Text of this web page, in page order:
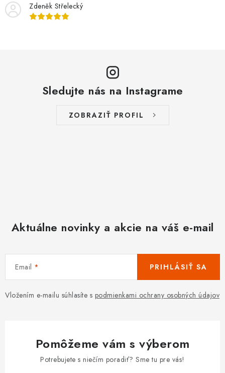
Zdeněk Střelecký
Sledujte nás na Instagrame
ZOBRAZIŤ PROFIL
Aktuálne novinky a akcie na váš e-mail
Email
Vložením e-mailu súhlasíte s podmienkami ochrany osobných údajov
PRIHLÁSIŤ SA
Pomôžeme vám s výberom
Potrebujete s niečím poradiť? Sme tu pre vás!